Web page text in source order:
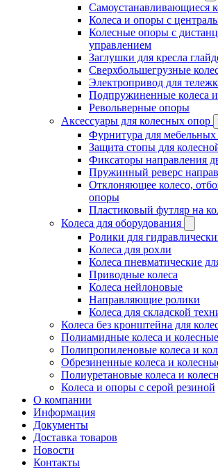
Самоустанавливающиеся
Колеса и опоры с
Колесные опоры с
управлением
Заглушки для кресла
Сверхбольшегрузные
Электропривод для
Подпружиненные колеса
Револьверные опоры
Аксессуары для колесных опор
Фурнитура для мебельных
Защита стопы для
Фиксаторы направления
Пружинный реверс
Отклоняющее колесо,
опоры
Пластиковый футляр на
Колеса для оборудования
Ролики для
Колеса для рохли
Колеса пневматические
Приводные колеса
Колеса нейлоновые
Направляющие ролики
Колеса для складской
Колеса без кронштейна для
Полиамидные колеса и
Полипропиленовые колеса и
Обрезиненные колеса и
Полиуретановые колеса и
Колеса и опоры с серой резиной
О компании
Информация
Документы
Доставка товаров
Новости
Контакты